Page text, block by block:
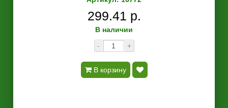
299.41 р.
В наличии
-
+
В корзину